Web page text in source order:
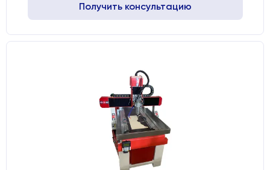
Получить консультацию